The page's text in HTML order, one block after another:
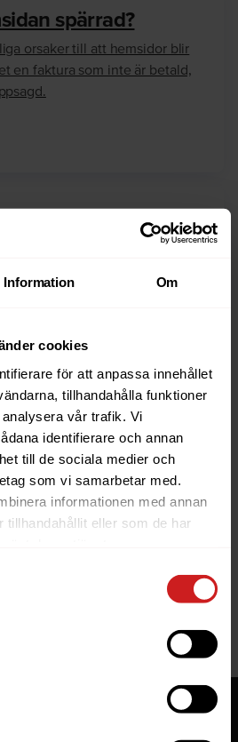
Information Om
cookies
för att anpassa innehållet
tillhandahålla funktioner
vår trafik. Vi
identifierare och annan
till de sociala medier och
som vi samarbetar med.
informationen med annan
tillhandahållit eller som de har
spärrad?
orsaker till att hemsidor blir
en faktura som inte är betald,
eller domännamnet så har
en hemsida är spärrad.
were trying to
suspended
website or domain please
read